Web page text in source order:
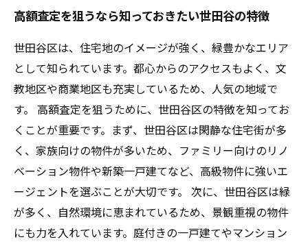
介！
高額査定を狙うなら知っておきたい世田谷の特徴
世田谷区は、住宅地のイメージが強く、緑豊かなエリア
として知られています。都心からのアクセスもよく、文
教地区や商業地区も充実しているため、人気の地域で
す。 高額査定を狙うために、世田谷区の特徴を知ってお
くことが重要です。まず、世田谷区は閑静な住宅街が多
く、家族向けの物件が多いため、ファミリー向けのリノ
ベーション物件や新築一戸建てなど、高級物件に強いエ
ージェントを選ぶことが大切です。 次に、世田谷区は緑
が多く、自然環境に恵まれているため、景観重視の物件
にも力を入れています。庭付きの一戸建てやマンション